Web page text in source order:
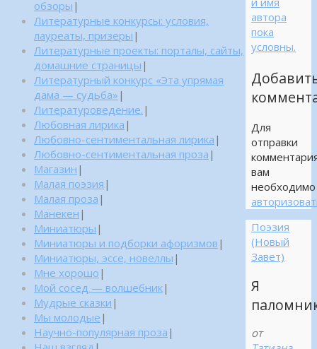
автора
пока
условны.
Для
отправки
вам
необходимо
Поэзия
(Новый
Завет)
Я
от
обзоры |
Литературные конкурсы: условия,
лауреаты, призеры |
Литературные проекты: порталы, сайты,
домашние страницы |
Литературный конкурс «Эта упрямая
дама — судьба» |
Литературоведение. |
Любовная лирика |
Любовно-сентиментальная лирика |
Любовно-сентиментальная проза |
Магазин |
Малая поэзия |
Малая проза |
Манекен |
Миниатюры |
Миниатюры и подборки афоризмов |
Миниатюры, эссе, новеллы |
Мне хорошо |
Мой сосед — волшебник|
Мудрые сказки |
Мы молодые |
Научно-популярная проза |